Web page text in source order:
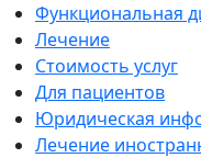
Функциональная
Лечение
Стоимость услуг
Для пациентов
Юридическая
Лечение